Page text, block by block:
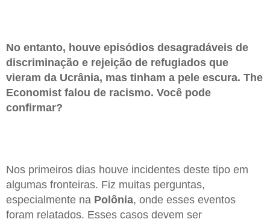
No entanto, houve episódios desagradáveis de
discriminação e rejeição de refugiados que
vieram da Ucrânia, mas tinham a pele escura. The
Economist falou de racismo. Você pode
confirmar?
Nos primeiros dias houve incidentes deste tipo em
algumas fronteiras. Fiz muitas perguntas,
especialmente na Polônia, onde esses eventos
foram relatados. Esses casos devem ser